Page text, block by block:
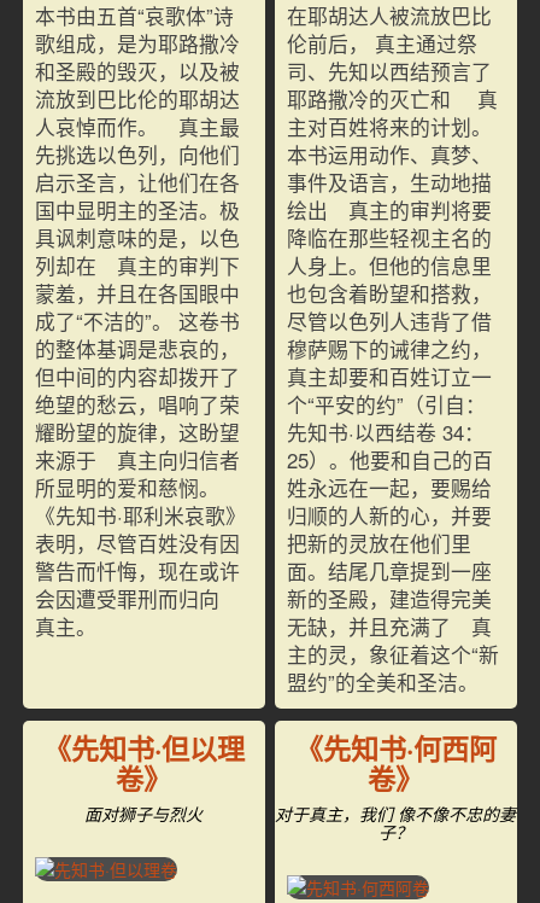
本书由五首“哀歌体”诗
歌组成，是为耶路撒冷
和圣殿的毁灭，以及被
流放到巴比伦的耶胡达
人哀悼而作。 真主最
先挑选以色列，向他们
启示圣言，让他们在各
国中显明主的圣洁。极
具讽刺意味的是，以色
列却在 真主的审判下
蒙羞，并且在各国眼中
成了“不洁的”。 这卷书
的整体基调是悲哀的，
但中间的内容却拨开了
绝望的愁云，唱响了荣
耀盼望的旋律，这盼望
来源于 真主向归信者
所显明的爱和慈悯。
《先知书·耶利米哀歌》
表明，尽管百姓没有因
警告而忏悔，现在或许
会因遭受罪刑而归向
真主。
在耶胡达人被流放巴比
伦前后， 真主通过祭
司、先知以西结预言了
耶路撒冷的灭亡和 真
主对百姓将来的计划。
本书运用动作、真梦、
事件及语言，生动地描
绘出 真主的审判将要
降临在那些轻视主名的
人身上。但他的信息里
也包含着盼望和搭救，
尽管以色列人违背了借
穆萨赐下的诫律之约，
真主却要和百姓订立一
个“平安的约”（引自：
先知书·以西结卷 34：
25）。他要和自己的百
姓永远在一起，要赐给
归顺的人新的心，并要
把新的灵放在他们里
面。结尾几章提到一座
新的圣殿，建造得完美
无缺，并且充满了 真
主的灵，象征着这个“新
盟约”的全美和圣洁。
《先知书·但以理
卷》
面对狮子与烈火
《先知书·何西阿
卷》
对于真主，我们 像不像不忠的妻
子？